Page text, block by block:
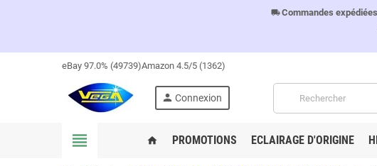
local_shippingCommandes
eBay 97.0% (49739)Amazon 4.5/5 (1362)
person Connexion
view_headline home PROMOTIONS ECLAIRAGE D'ORIGINE